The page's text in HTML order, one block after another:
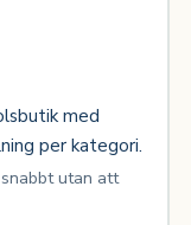
med
per kategori.
utan att